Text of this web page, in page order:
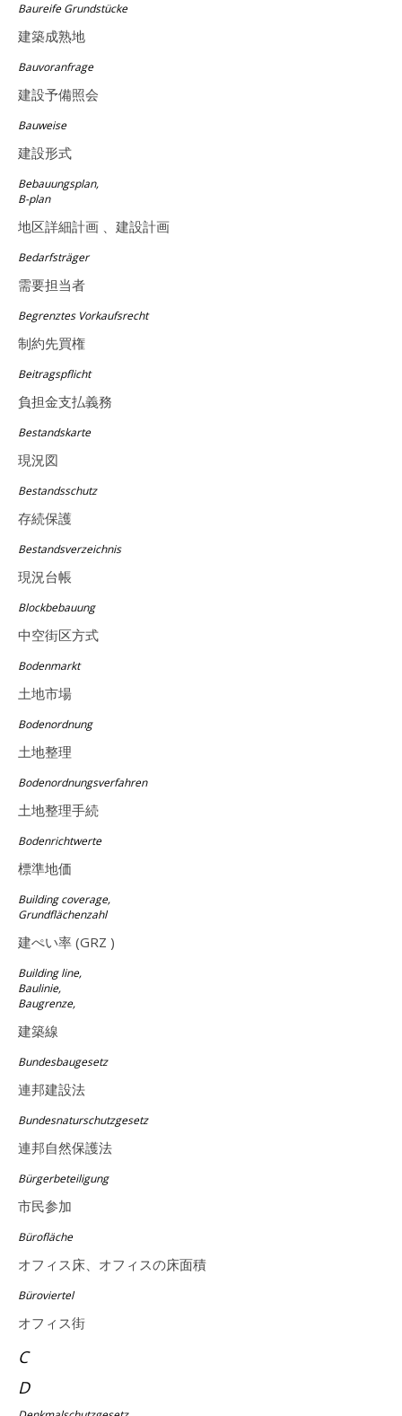
Baureife Grundstücke
建築成熟地
Bauvoranfrage
建設予備照会
Bauweise
建設形式
Bebauungsplan,
B-plan
地区詳細計画 、建設計画
Bedarfsträger
需要担当者
Begrenztes Vorkaufsrecht
制約先買権
Beitragspflicht
負担金支払義務
Bestandskarte
現況図
Bestandsschutz
存続保護
Bestandsverzeichnis
現況台帳
Blockbebauung
中空街区方式
Bodenmarkt
土地市場
Bodenordnung
土地整理
Bodenordnungsverfahren
土地整理手続
Bodenrichtwerte
標準地価
Building coverage,
Grundflächenzahl
建ぺい率 (GRZ )
Building line,
Baulinie,
Baugrenze,
建築線
Bundesbaugesetz
連邦建設法
Bundesnaturschutzgesetz
連邦自然保護法
Bürgerbeteiligung
市民参加
Bürofläche
オフィス床、オフィスの床面積
Büroviertel
オフィス街
C
D